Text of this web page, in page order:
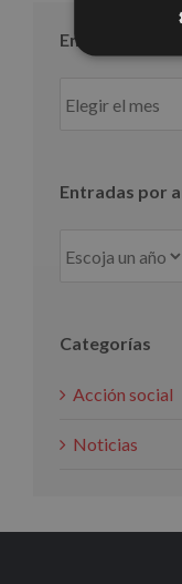
Entradas por
por
Entradas por
Categorías
Acción social
Noticias